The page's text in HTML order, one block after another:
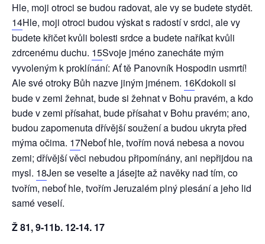
Hle, moji otroci se budou radovat, ale vy se budete stydět.
14Hle, moji otroci budou výskat s radostí v srdci, ale vy
budete křičet kvůli bolesti srdce a budete naříkat kvůli
zdrcenému duchu. 15Svoje jméno zanecháte mým
vyvoleným k proklínání: Ať tě Panovník Hospodin usmrtí!
Ale své otroky Bůh nazve jiným jménem. 16Kdokoli si
bude v zemi žehnat, bude si žehnat v Bohu pravém, a kdo
bude v zemi přísahat, bude přísahat v Bohu pravém; ano,
budou zapomenuta dřívější soužení a budou ukryta před
mýma očima. 17Neboť hle, tvořím nová nebesa a novou
zemi; dřívější věci nebudou připomínány, ani nepřijdou na
mysl. 18Jen se veselte a jásejte až navěky nad tím, co
tvořím, neboť hle, tvořím Jeruzalém plný plesání a jeho lid
samé veselí.
Ž 81, 9-11b. 12-14. 17